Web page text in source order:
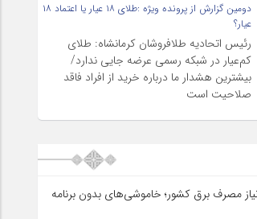
دومین گزارش از پرونده ویژه :طلای ۱۸ عیار یا اعتماد ۱۸
عیار؟
رئیس اتحادیه طلافروشان کرمانشاه: طلای
کم‌عیار در شبکه رسمی عرضه جایی ندارد/
بیشترین هشدار ما درباره خرید از افراد فاقد
صلاحیت است
نیاز مصرف برق کشور؛ خاموشی‌های بدون برنامه